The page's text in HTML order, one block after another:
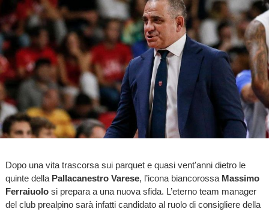
Dopo una vita trascorsa sui parquet e quasi vent'anni dietro le
quinte della Pallacanestro Varese, l’icona biancorossa Massimo
Ferraiuolosi prepara a una nuova sfida. L’eterno team manager
del club prealpino sarà infatti candidato al ruolo di consigliere della